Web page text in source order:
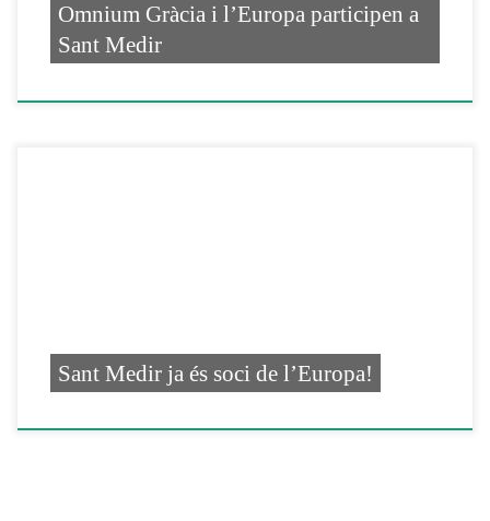
Omnium Gràcia i l’Europa participen a
Sant Medir
Sant Medir ja és soci de l’Europa!